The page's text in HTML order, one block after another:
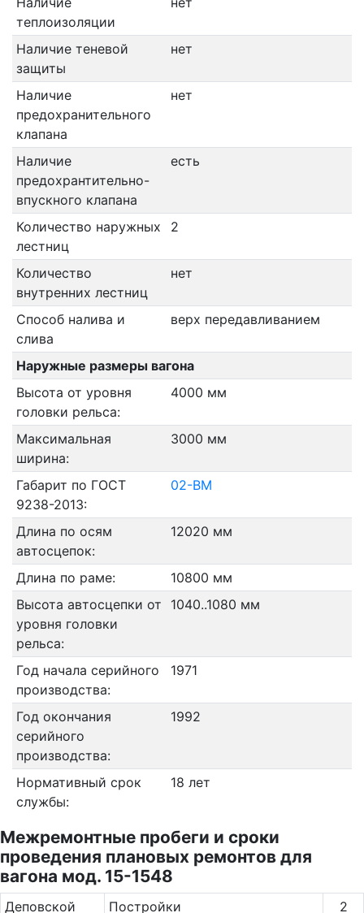
теплоизоляции
Наличие теневой
защиты
нет
Наличие
предохранительного
клапана
нет
Наличие
предохрантительно-
впускного клапана
есть
Количество наружных
лестниц
2
Количество
внутренних лестниц
нет
Способ налива и
слива
верх передавливанием
Наружные размеры вагона
Высота от уровня
головки рельса:
4000 мм
Максимальная
ширина:
3000 мм
Габарит по ГОСТ
9238-2013:
02-ВМ
Длина по осям
автосцепок:
12020 мм
Длина по раме:
10800 мм
Высота автосцепки от
уровня головки
рельса:
1040..1080 мм
Год начала серийного
производства:
1971
Год окончания
серийного
производства:
1992
Нормативный срок
службы:
18 лет
Межремонтные пробеги и сроки
проведения плановых ремонтов для
вагона мод. 15-1548
Де­повс­кой Постройки 2